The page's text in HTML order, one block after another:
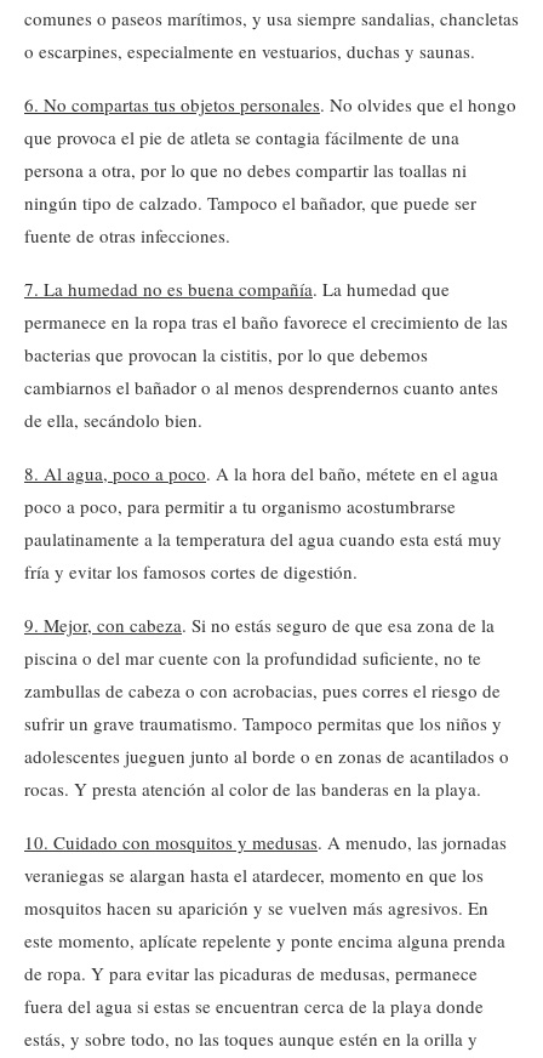
comunes o paseos marítimos, y usa siempre sandalias, chancletas
o escarpines, especialmente en vestuarios, duchas y saunas.
6. No compartas tus objetos personales. No olvides que el hongo
que provoca el pie de atleta se contagia fácilmente de una
persona a otra, por lo que no debes compartir las toallas ni
ningún tipo de calzado. Tampoco el bañador, que puede ser
fuente de otras infecciones.
7. La humedad no es buena compañía. La humedad que
permanece en la ropa tras el baño favorece el crecimiento de las
bacterias que provocan la cistitis, por lo que debemos
cambiarnos el bañador o al menos desprendernos cuanto antes
de ella, secándolo bien.
8. Al agua, poco a poco. A la hora del baño, métete en el agua
poco a poco, para permitir a tu organismo acostumbrarse
paulatinamente a la temperatura del agua cuando esta está muy
fría y evitar los famosos cortes de digestión.
9. Mejor, con cabeza. Si no estás seguro de que esa zona de la
piscina o del mar cuente con la profundidad suficiente, no te
zambullas de cabeza o con acrobacias, pues corres el riesgo de
sufrir un grave traumatismo. Tampoco permitas que los niños y
adolescentes jueguen junto al borde o en zonas de acantilados o
rocas. Y presta atención al color de las banderas en la playa.
10. Cuidado con mosquitos y medusas. A menudo, las jornadas
veraniegas se alargan hasta el atardecer, momento en que los
mosquitos hacen su aparición y se vuelven más agresivos. En
este momento, aplícate repelente y ponte encima alguna prenda
de ropa. Y para evitar las picaduras de medusas, permanece
fuera del agua si estas se encuentran cerca de la playa donde
estás, y sobre todo, no las toques aunque estén en la orilla y